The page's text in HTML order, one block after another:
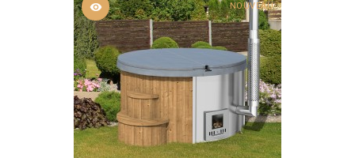
NOUVEAU
